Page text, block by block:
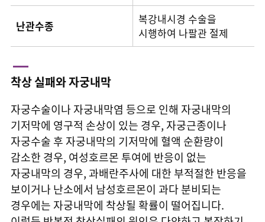
난관수종
복강내시경 수술을
시행하여 나팔관 절제
착상 실패와 자궁내막
자궁수술이나 자궁내막염 등으로 인해 자궁내막의
기저막에 영구적 손상이 있는 경우, 자궁근종이나
자궁수술 후 자궁내막의 기저막에 혈액 순환량이
감소한 경우, 여성호르몬 투여에 반응이 없는
자궁내막의 경우, 과배란주사에 대한 부적절한 반응을
보이거나 난소에서 남성호르몬이 과다 분비되는
경우에는 자궁내막에 착상될 확률이 떨어집니다.